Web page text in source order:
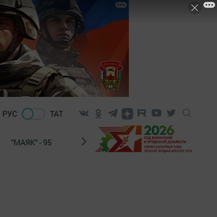
РУС ТАТ
"МАЯК" - 95 "ГУЛЬСТАН" НАШ ПОЧТАЛЬОН